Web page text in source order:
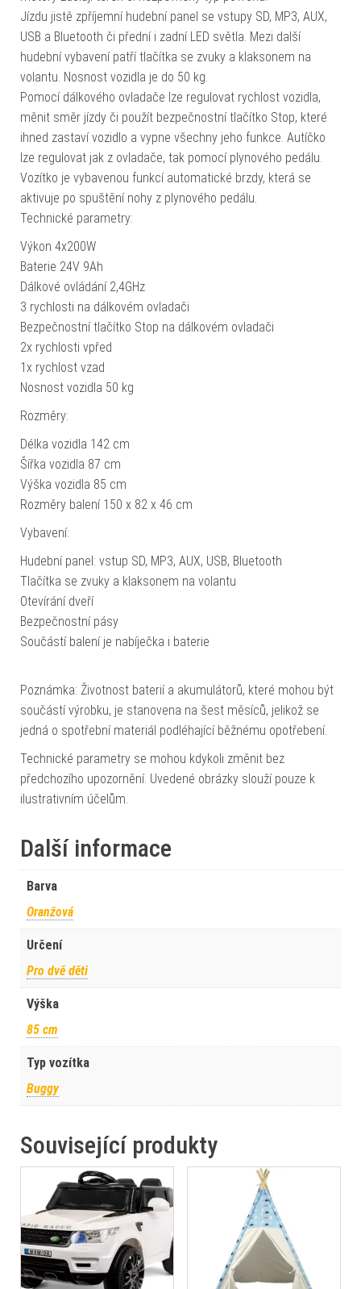
Jízdu jistě zpříjemní hudební panel se vstupy SD, MP3, AUX,
USB a Bluetooth či přední i zadní LED světla. Mezi další
hudební vybavení patří tlačítka se zvuky a klaksonem na
volantu. Nosnost vozidla je do 50 kg.
Pomocí dálkového ovladače lze regulovat rychlost vozidla,
měnit směr jízdy či použít bezpečnostní tlačítko Stop, které
ihned zastaví vozidlo a vypne všechny jeho funkce. Autíčko
lze regulovat jak z ovladače, tak pomocí plynového pedálu.
Vozítko je vybavenou funkcí automatické brzdy, která se
aktivuje po spuštění nohy z plynového pedálu.
Technické parametry:
Výkon 4x200W
Baterie 24V 9Ah
Dálkové ovládání 2,4GHz
3 rychlosti na dálkovém ovladači
Bezpečnostní tlačítko Stop na dálkovém ovladači
2x rychlosti vpřed
1x rychlost vzad
Nosnost vozidla 50 kg
Rozměry:
Délka vozidla 142 cm
Šířka vozidla 87 cm
Výška vozidla 85 cm
Rozměry balení 150 x 82 x 46 cm
Vybavení:
Hudební panel: vstup SD, MP3, AUX, USB, Bluetooth
Tlačítka se zvuky a klaksonem na volantu
Otevírání dveří
Bezpečnostní pásy
Součástí balení je nabíječka i baterie
Poznámka: Životnost baterií a akumulátorů, které mohou být
součástí výrobku, je stanovena na šest měsíců, jelikož se
jedná o spotřební materiál podléhající běžnému opotřebení.
Technické parametry se mohou kdykoli změnit bez
předchozího upozornění. Uvedené obrázky slouží pouze k
ilustrativním účelům.
Další informace
Barva
Oranžová
Určení
Pro dvě děti
Výška
85 cm
Typ vozítka
Buggy
Související produkty